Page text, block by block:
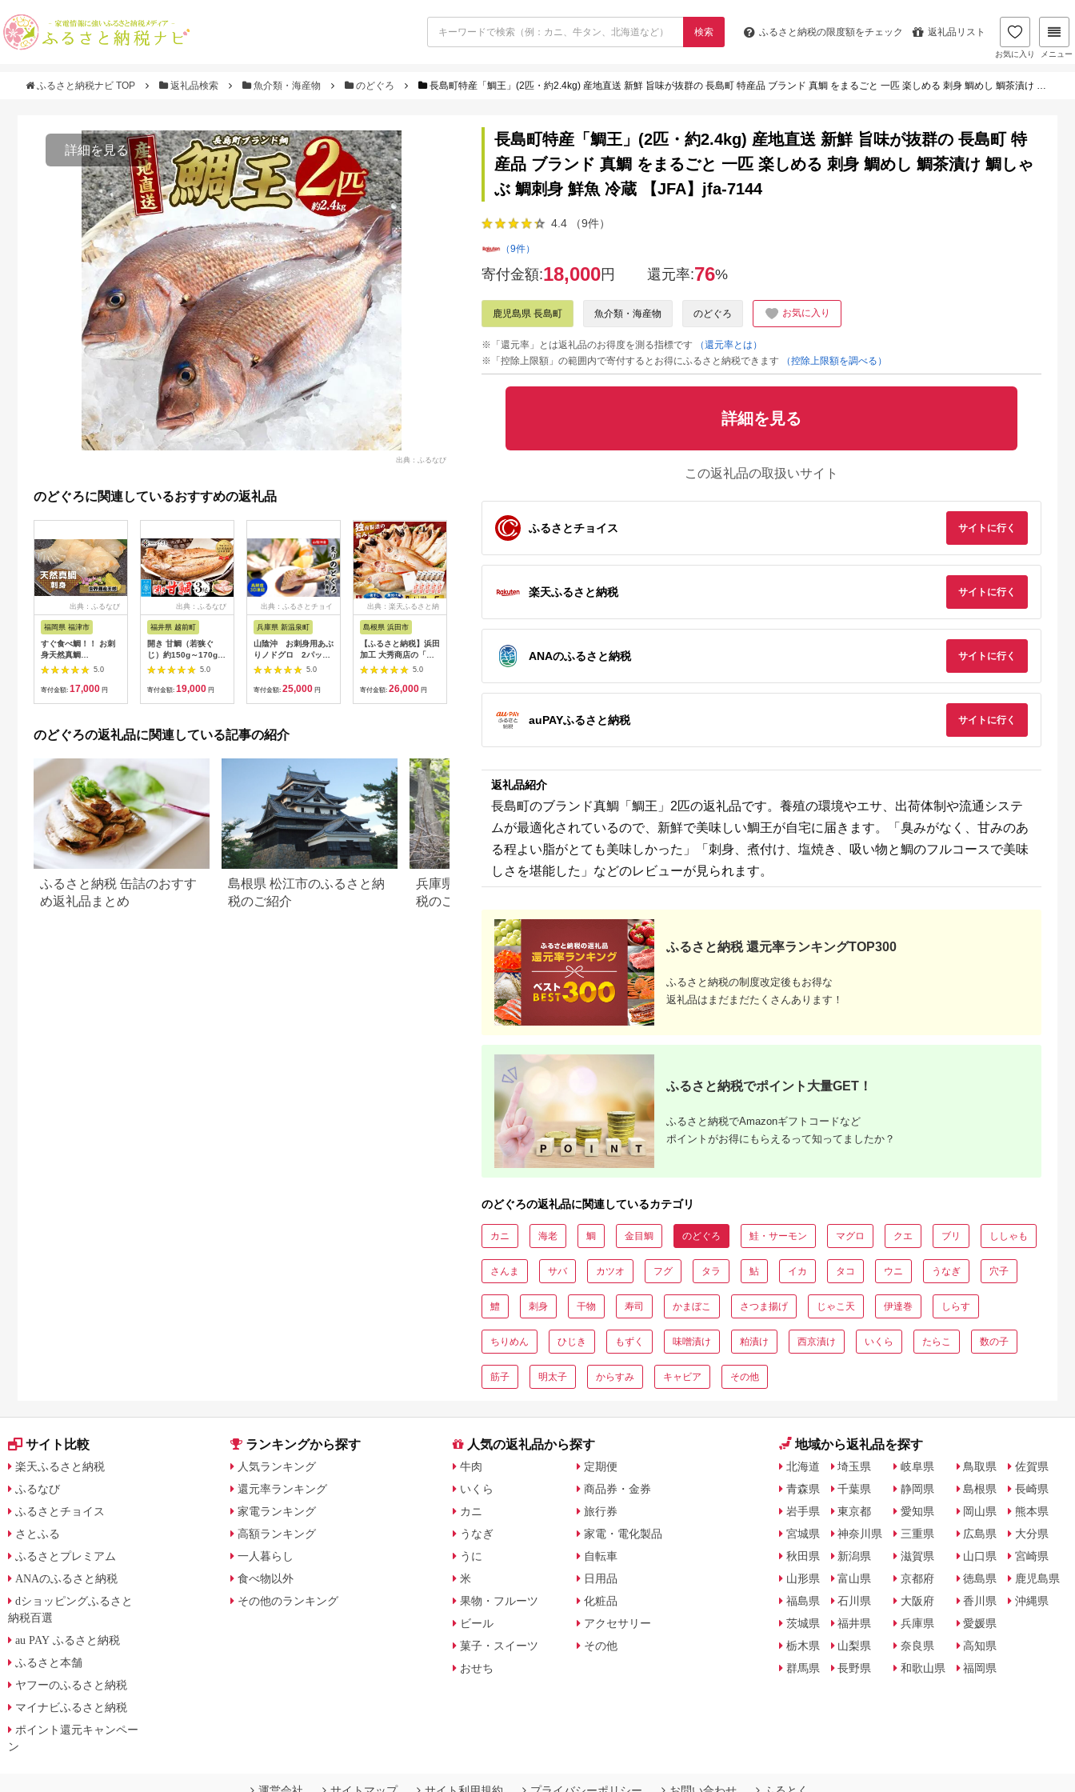
検索 ふるさと納税の限度額をチェック 返礼品リスト
お気に入り メニュー
ふるさと納税ナビ TOP 返礼品検索 魚介類・海産物 のどぐろ 長島町特産「鯛王」(2匹・約2.4kg) 産地直送 新鮮 旨味が抜群の 長島町 特産品 ブランド 真鯛 をまるごと 一匹 楽しめる 刺身 鯛めし 鯛茶漬け 鯛しゃぶ 鯛刺身 鮮魚 冷蔵 【JFA】jfa-7144
詳細を見る
出典：ふるなび
のどぐろに関連しているおすすめの返礼品
出典：ふるなび
福岡県 福津市
すぐ食べ鯛！！ お刺
身天然真鯛
600g（50g×12P）
5.0
寄付金額: 17,000 円
出典：ふるなび
福井県 越前町
開き 甘鯛（若狭ぐ
じ）約150g～170g ×
3枚 H20年 大日本水
産会会長賞受賞【福井
県 干物 アマダイ タイ
5.0
寄付金額: 19,000 円
出典：ふるさとチョイ
兵庫県 新温泉町
山陰沖 お刺身用あぶ
りノドグロ 2パッ
ク 高級魚 アカム
【1155814】
5.0
寄付金額: 25,000 円
出典：楽天ふるさと納
島根県 浜田市
【ふるさと納税】浜田
加工 大秀商店の「の
どぐろ（小）の開きと
煮付け用（小）」干物
セット 魚介類 魚貝類
5.0
寄付金額: 26,000 円
ス
富山県 射水市
【射水市】【射水のお
いしい海鮮】【新湊
産】贅沢ノドグロ し
配送不可
福井県 小浜市
180g 2個入り 計360g
山口県 阿武町 大分県 国東市
出典：ふるなび
福井県 小浜市
小鯛ささ漬 5パックセ
5.0
出典：ふるな
島根県 浜田市
お手軽干物セット の
どぐろ 鯛 いか 沖ギ
のどぐろの返礼品に関連している記事の紹介
ふるさと納税 缶詰のおすす
め返礼品まとめ
島根県 松江市のふるさと納
税のご紹介
兵庫県 豊岡市のふるさと納
税のご紹介
鳥取県 米子市のふるさと納
長島町特産「鯛王」(2匹・約2.4kg) 産地直送 新鮮 旨味が抜群の 長島町 特
産品 ブランド 真鯛 をまるごと 一匹 楽しめる 刺身 鯛めし 鯛茶漬け 鯛しゃ
ぶ 鯛刺身 鮮魚 冷蔵 【JFA】jfa-7144
4.4 （9件）
（9件）
寄付金額:18,000円 還元率:76%
鹿児島県 長島町 魚介類・海産物 のどぐろ お気に入り
※「還元率」とは返礼品のお得度を測る指標です
（還元率とは）
※「控除上限額」の範囲内で寄付するとお得にふるさと納税できます
（控除上限額を調べる）
詳細を見る
この返礼品の取扱いサイト
ふるさとチョイス サイトに行く
楽天ふるさと納税 サイトに行く
ANAのふるさと納税 サイトに行く
auPAYふるさと納税 サイトに行く
返礼品紹介
長島町のブランド真鯛「鯛王」2匹の返礼品です。養殖の環境やエサ、出荷体制や流通システ
ムが最適化されているので、新鮮で美味しい鯛王が自宅に届きます。「臭みがなく、甘みのあ
る程よい脂がとても美味しかった」「刺身、煮付け、塩焼き、吸い物と鯛のフルコースで美味
しさを堪能した」などのレビューが見られます。
ふるさと納税 還元率ランキングTOP300
ふるさと納税の制度改定後もお得な
返礼品はまだまだたくさんあります！
ふるさと納税でポイント大量GET！
ふるさと納税でAmazonギフトコードなど
ポイントがお得にもらえるって知ってましたか？
のどぐろの返礼品に関連しているカテゴリ
カニ 海老 鯛 金目鯛 のどぐろ 鮭・サーモン マグロ クエ ブリ ししゃも
さんま サバ カツオ フグ タラ 鮎 イカ タコ ウニ うなぎ 穴子
鱧 刺身 干物 寿司 かまぼこ さつま揚げ じゃこ天 伊達巻 しらす
ちりめん ひじき もずく 味噌漬け 粕漬け 西京漬け いくら たらこ 数の子
筋子 明太子 からすみ キャビア その他
サイト比較
楽天ふるさと納税
ふるなび
ふるさとチョイス
さとふる
ふるさとプレミアム
ANAのふるさと納税
dショッピングふるさと
納税百選
au PAY ふるさと納税
ふるさと本舗
ヤフーのふるさと納税
マイナビふるさと納税
ポイント還元キャンペー
ン
ランキングから探す
人気ランキング
還元率ランキング
家電ランキング
高額ランキング
一人暮らし
食べ物以外
その他のランキング
人気の返礼品から探す
牛肉
いくら
カニ
うなぎ
うに
米
果物・フルーツ
ビール
菓子・スイーツ
おせち
定期便
商品券・金券
旅行券
家電・電化製品
自転車
日用品
化粧品
アクセサリー
その他
地域から返礼品を探す
北海道
青森県
岩手県
宮城県
秋田県
山形県
福島県
茨城県
栃木県
群馬県
埼玉県
千葉県
東京都
神奈川県
新潟県
富山県
石川県
福井県
山梨県
長野県
岐阜県
静岡県
愛知県
三重県
滋賀県
京都府
大阪府
兵庫県
奈良県
和歌山県
鳥取県
島根県
岡山県
広島県
山口県
徳島県
香川県
愛媛県
高知県
福岡県
佐賀県
長崎県
熊本県
大分県
宮崎県
鹿児島県
沖縄県